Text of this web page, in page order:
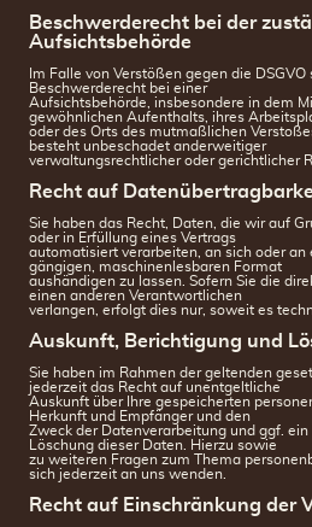
Beschwerderecht bei der
Aufsichtsbehörde
Im Falle von Verstößen gegen die
Beschwerderecht bei einer
Aufsichtsbehörde, insbesondere in dem
gewöhnlichen Aufenthalts, ihres
oder des Orts des mutmaßlichen
besteht unbeschadet anderweitiger
verwaltungsrechtlicher oder gerichtlicher
Recht auf
Sie haben das Recht, Daten, die wir auf
oder in Erfüllung eines Vertrags
automatisiert verarbeiten, an sich oder an
gängigen, maschinenlesbaren Format
aushändigen zu lassen. Sofern Sie die
einen anderen Verantwortlichen
verlangen, erfolgt dies nur, soweit es
Auskunft, Berichtigung und
Sie haben im Rahmen der geltenden
jederzeit das Recht auf unentgeltliche
Auskunft über Ihre gespeicherten
Herkunft und Empfänger und den
Zweck der Datenverarbeitung und ggf.
Löschung dieser Daten. Hierzu sowie
zu weiteren Fragen zum Thema
sich jederzeit an uns wenden.
Recht auf Einschränkung der